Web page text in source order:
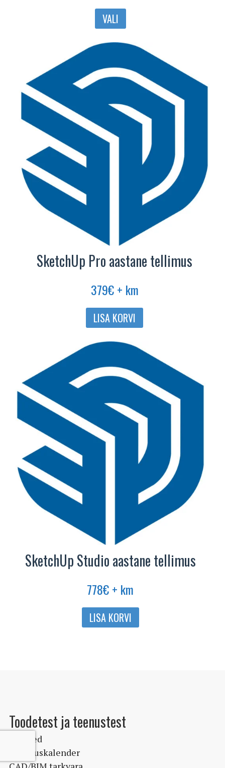
VALI
Sellel
mitu
Valikuid
saab
teha
tootelehel.
SketchUp Pro aastane tellimus
379€ + km
LISA KORVI
SketchUp Studio aastane tellimus
778€+ km
LISA KORVI
Toodetest ja teenustest
Uudised
Koolituskalender